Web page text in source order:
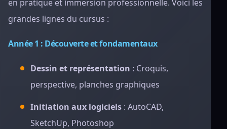
en pratique et immersion professionnelle. Voici les
grandes lignes du cursus :
Année 1 : Découverte et fondamentaux
Dessin et représentation : Croquis,
perspective, planches graphiques
Initiation aux logiciels : AutoCAD,
SketchUp, Photoshop